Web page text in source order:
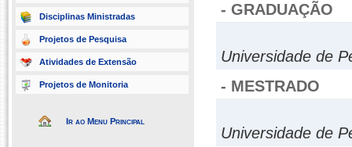
Disciplinas Ministradas
Projetos de Pesquisa
Atividades de Extensão
Projetos de Monitoria
Ir ao Menu Principal
- GRADUAÇÃO
Universidade de
- MESTRADO
Universidade de